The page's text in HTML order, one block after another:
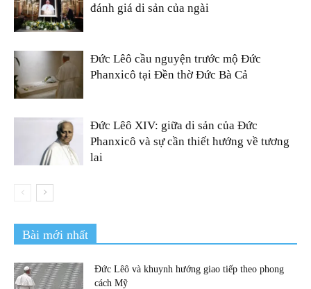
đánh giá di sản của ngài
Đức Lêô cầu nguyện trước mộ Đức
Phanxicô tại Đền thờ Đức Bà Cả
Đức Lêô XIV: giữa di sản của Đức
Phanxicô và sự cần thiết hướng về tương
lai
Bài mới nhất
Đức Lêô và khuynh hướng giao tiếp theo phong
cách Mỹ